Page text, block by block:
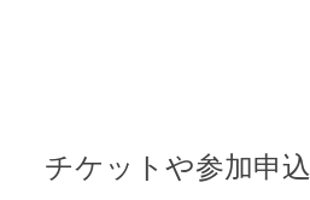
チケットや参加申